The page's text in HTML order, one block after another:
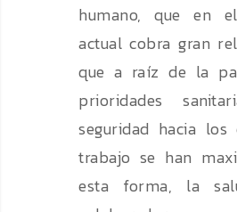
humano, que en
actual cobra gran
que a raíz de la
prioridades
seguridad hacia los
trabajo se han
esta forma, la